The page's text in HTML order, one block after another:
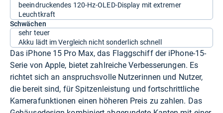
beeindruckendes 120-Hz-OLED-Display mit extremer
Leuchtkraft
Schwächen
sehr teuer
Akku lädt im Vergleich nicht sonderlich schnell
Das iPhone 15 Pro Max, das Flaggschiff der iPhone-15-
Serie von Apple, bietet zahlreiche Verbesserungen. Es
richtet sich an anspruchsvolle Nutzerinnen und Nutzer,
die bereit sind, für Spitzenleistung und fortschrittliche
Kamerafunktionen einen höheren Preis zu zahlen. Das